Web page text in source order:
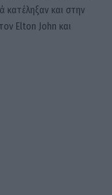
κατέληξαν και στην
Elton John και